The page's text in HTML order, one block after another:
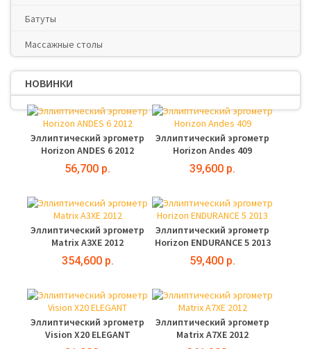
Батуты
Массажные столы
НОВИНКИ
Эллиптический эргометр
Horizon ANDES 6 2012
56,700 р.
Эллиптический эргометр
Horizon Andes 409
39,600 р.
Эллиптический эргометр
Matrix A3XE 2012
354,600 р.
Эллиптический эргометр
Horizon ENDURANCE 5 2013
59,400 р.
Эллиптический эргометр
Vision X20 ELEGANT
Эллиптический эргометр
Matrix A7XE 2012